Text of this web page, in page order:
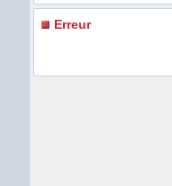
Erreur